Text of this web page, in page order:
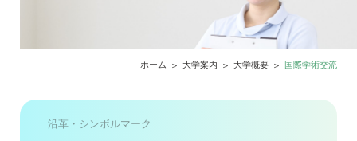
ホーム 大学案内 大学概要 国際学術交流
沿革・シンボルマーク